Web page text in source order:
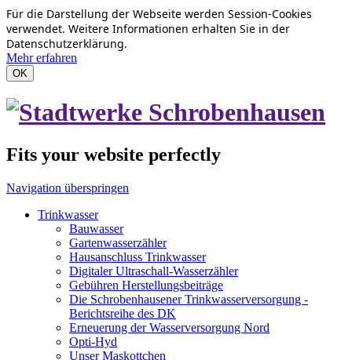
Für die Darstellung der Webseite werden Session-Cookies
verwendet. Weitere Informationen erhalten Sie in der
Datenschutzerklärung.
Mehr erfahren
OK
Fits your website perfectly
Navigation überspringen
Trinkwasser
Bauwasser
Gartenwasserzähler
Hausanschluss Trinkwasser
Digitaler Ultraschall-Wasserzähler
Gebühren Herstellungsbeiträge
Die Schrobenhausener Trinkwasserversorgung -
Berichtsreihe des DK
Erneuerung der Wasserversorgung Nord
Opti-Hyd
Unser Maskottchen